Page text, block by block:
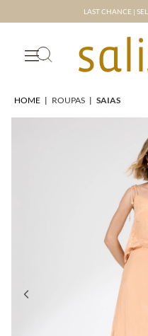
LAST CHANCE |
HOME | ROUPAS | SAIAS